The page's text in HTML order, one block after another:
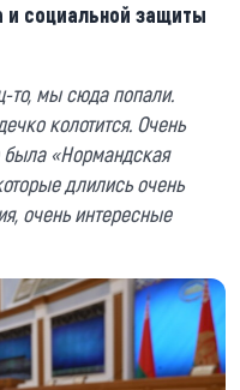
и социальной защиты
то, мы сюда попали.
колотится. Очень
была «Нормандская
длились очень
очень интересные